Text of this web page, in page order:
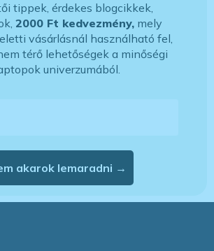
tippek, érdekes blogcikkek,
2000 Ft kedvezmény, mely
vásárlásnál használható fel,
térő lehetőségek a minőségi
univerzumából.
Nem akarok lemaradni →